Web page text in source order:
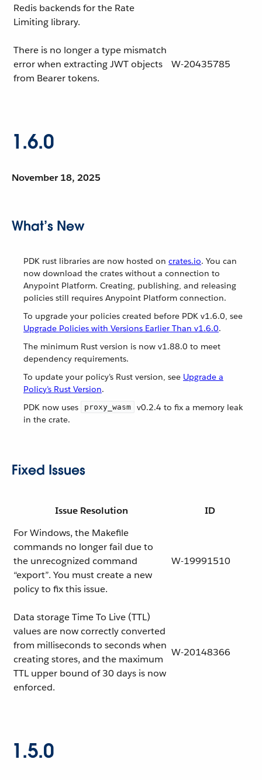
Redis backends for the Rate
Limiting library.
There is no longer a type mismatch
error when extracting JWT objects
from Bearer tokens.
W-20435785
1.6.0
November 18, 2025
What’s New
PDK rust libraries are now hosted on crates.io. You can
now download the crates without a connection to
Anypoint Platform. Creating, publishing, and releasing
policies still requires Anypoint Platform connection.
To upgrade your policies created before PDK v1.6.0, see
Upgrade Policies with Versions Earlier Than v1.6.0.
The minimum Rust version is now v1.88.0 to meet
dependency requirements.
To update your policy’s Rust version, see Upgrade a
Policy’s Rust Version.
PDK now uses
proxy_wasm
v0.2.4 to fix a memory leak
in the crate.
Fixed Issues
Issue Resolution
ID
For Windows, the Makefile
commands no longer fail due to
the unrecognized command
“export”. You must create a new
policy to fix this issue.
W-19991510
Data storage Time To Live (TTL)
values are now correctly converted
from milliseconds to seconds when
creating stores, and the maximum
TTL upper bound of 30 days is now
enforced.
W-20148366
1.5.0